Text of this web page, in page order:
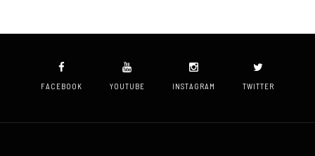
FACEBOOK YOUTUBE INSTAGRAM TWITTER